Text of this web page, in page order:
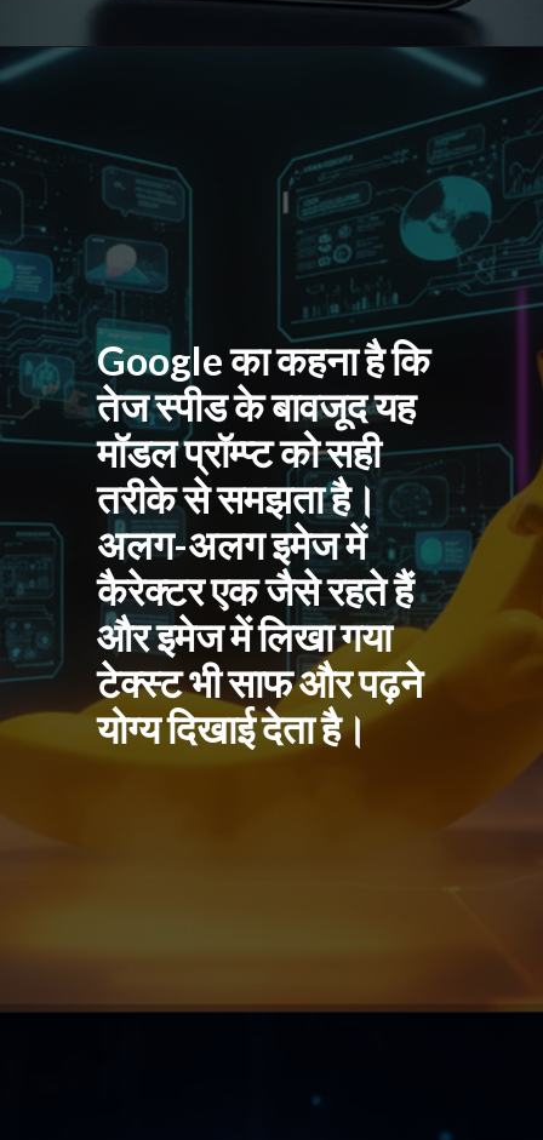
Google का कहना है कि
तेज स्पीड के बावजूद यह
मॉडल प्रॉम्प्ट को सही
तरीके से समझता है।
अलग-अलग इमेज में
कैरेक्टर एक जैसे रहते हैं
और इमेज में लिखा गया
टेक्स्ट भी साफ और पढ़ने
योग्य दिखाई देता है।